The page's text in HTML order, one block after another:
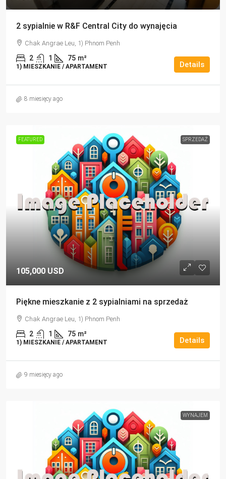
2 sypialnie w R&F Central City do wynajęcia
Chak Angrae Leu, 1) Phnom Penh
2 1 75 m²
1) MIESZKANIE / APARTAMENT Details
8 miesięcy ago
FEATURED SPRZEDAŻ
105,000 USD
Piękne mieszkanie z 2 sypialniami na sprzedaż
Chak Angrae Leu, 1) Phnom Penh
2 1 75 m²
1) MIESZKANIE / APARTAMENT Details
9 miesięcy ago
WYNAJEM